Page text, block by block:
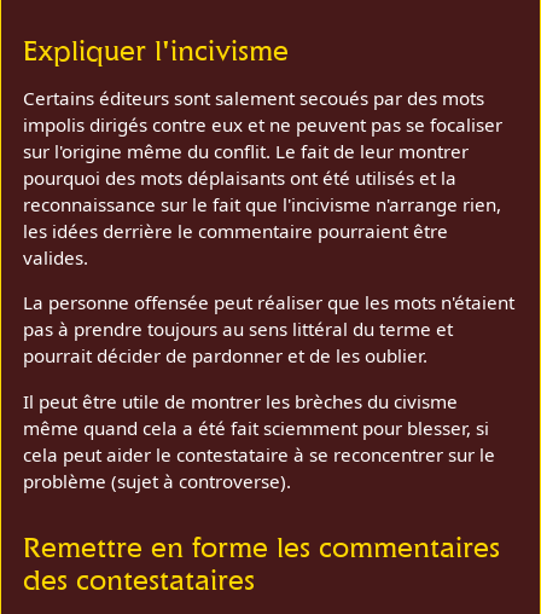
Expliquer l'incivisme
Certains éditeurs sont salement secoués par des mots
impolis dirigés contre eux et ne peuvent pas se focaliser
sur l'origine même du conflit. Le fait de leur montrer
pourquoi des mots déplaisants ont été utilisés et la
reconnaissance sur le fait que l'incivisme n'arrange rien,
les idées derrière le commentaire pourraient être
valides.
La personne offensée peut réaliser que les mots n'étaient
pas à prendre toujours au sens littéral du terme et
pourrait décider de pardonner et de les oublier.
Il peut être utile de montrer les brèches du civisme
même quand cela a été fait sciemment pour blesser, si
cela peut aider le contestataire à se reconcentrer sur le
problème (sujet à controverse).
Remettre en forme les commentaires
des contestataires